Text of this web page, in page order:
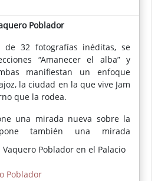
Poblador
de 32 fotografías inéditas, se
“Amanecer el alba” y
manifiestan un enfoque
la ciudad en la que vive Jam
que la rodea.
una mirada nueva sobre la
también una mirada
que retratan su percepción
de los lugares que
Vaquero Poblador en el Palacio
Poblador